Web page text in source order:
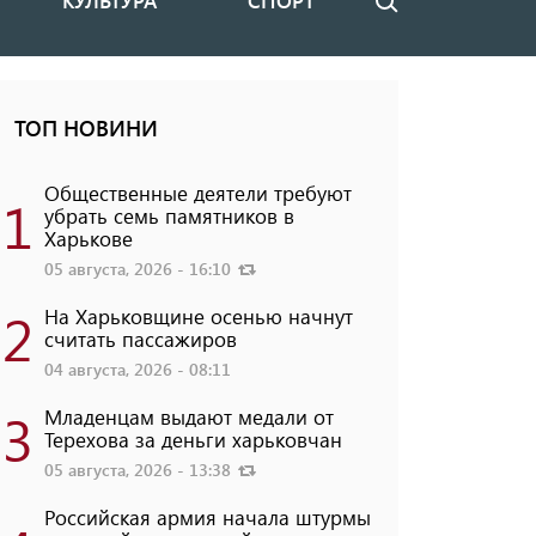
ТОП НОВИНИ
1 Общественные деятели требуют
убрать семь памятников в
Харькове
05 августа, 2026 - 16:10
2 На Харьковщине осенью начнут
считать пассажиров
04 августа, 2026 - 08:11
3 Младенцам выдают медали от
Терехова за деньги харьковчан
05 августа, 2026 - 13:38
Российская армия начала штурмы